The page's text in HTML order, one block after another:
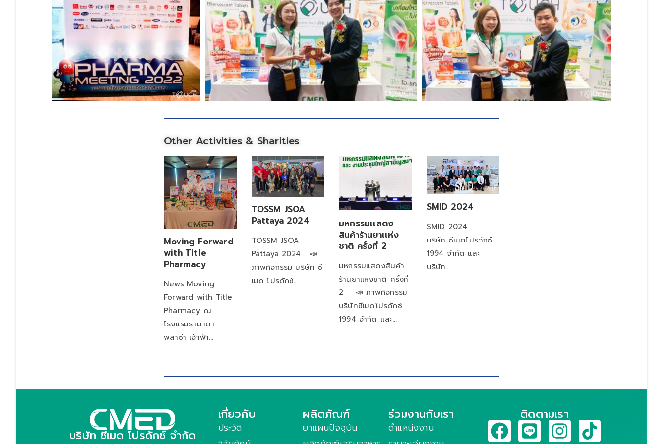
Other Activities & Sharities
Moving Forward
with Title
Pharmacy
News Moving
Forward with Title
Pharmacy ณ
โรงแรมรามาดา
พลาซ่า เจ้าฟ้า…
TOSSM JSOA
Pattaya 2024
TOSSM JSOA
Pattaya 2024 📣
ภาพกิจกรรม บริษัท ซี
เมด โปรดักซ์…
มหกรรมเเสดง
สินค้าร้านยาเเห่ง
ชาติ ครั้งที่ 2
มหกรรมเเสดงสินค้า
ร้านยาเเห่งชาติ ครั้งที่
2 📣 ภาพกิจกรรม
บริษัทซีเมดโปรดักซ์
1994 จำกัด และ…
SMID 2024
SMID 2024
บริษัท ซีเมดโปรดักซ์
1994 จำกัด และ
บริษัท…
บริษัท ซีเมด โปรดักซ์ จำกัด
เกี่ยวกับ
ประวัติ
ผลิตภัณฑ์
ยาแผนปัจจุบัน
ร่วมงานกับเรา
ตำแหน่งงาน
ติดตามเรา